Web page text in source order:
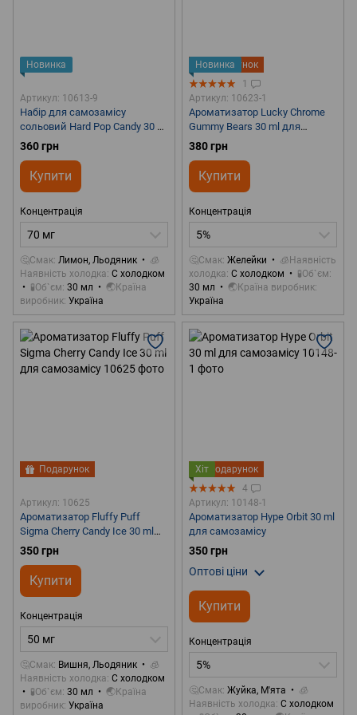
Новинка
Артикул: 10613-9
Набір для самозамісу
сольовий Hard Pop Candy 30 ml
70 mg
360 грн
Купити
Концентрація
70 мг
🤔Смак Лимон, Льодяник
🧊
Наявність холодка С холодком
🧪Об`єм 30 мл
🌏Країна
виробник Україна
Подарунок
Новинка
1
Артикул: 10623-1
Ароматизатор Lucky Chrome
Gummy Bears 30 ml для
самозамісу
380 грн
Купити
Концентрація
5%
🤔Смак Желейки
🧊Наявність
холодка С холодком
🧪Об`єм
30 мл
🌏Країна виробник
Україна
Подарунок
Артикул: 10625
Ароматизатор Fluffy Puff
Sigma Cherry Candy Ice 30 ml
для самозамісу
350 грн
Купити
Концентрація
50 мг
🤔Смак Вишня, Льодяник
🧊
Наявність холодка С холодком
🧪Об`єм 30 мл
🌏Країна
виробник Україна
Подарунок
Хіт
4
Артикул: 10148-1
Ароматизатор Hype Orbit 30 ml
для самозамісу
350 грн
Оптові ціни
Купити
Концентрація
5%
🤔Смак Жуйка, М'ята
🧊
Наявність холодка С холодком